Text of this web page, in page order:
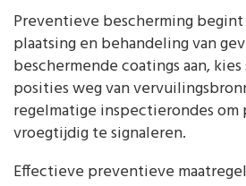
Preventieve bescherming
plaatsing en behandeling van
beschermende coatings aan,
posities weg van
regelmatige inspectierondes
vroegtijdig te signaleren.
Effectieve preventieve